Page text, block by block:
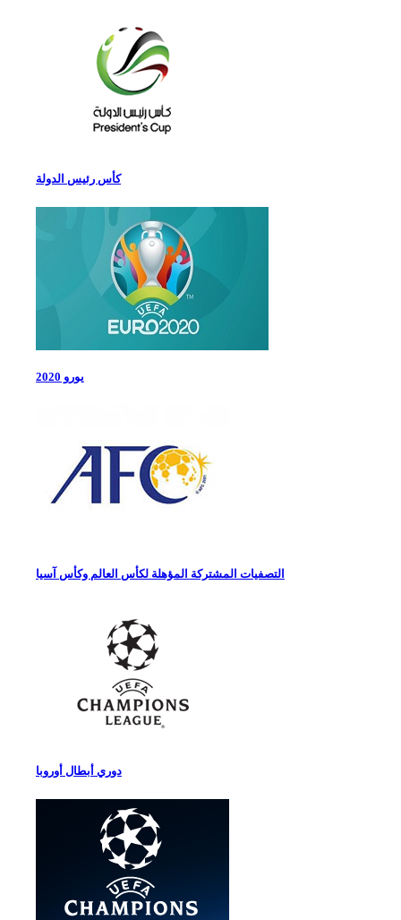
كأس رئيس الدولة
يورو 2020
التصفيات المشتركة المؤهلة لكأس العالم وكأس آسيا
دوري أبطال أوروبا